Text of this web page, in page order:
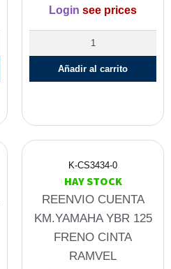
Login see prices
Añadir al carrito
K-CS3434-0
HAY STOCK
REENVIO CUENTA
KM.YAMAHA YBR 125
FRENO CINTA
RAMVEL